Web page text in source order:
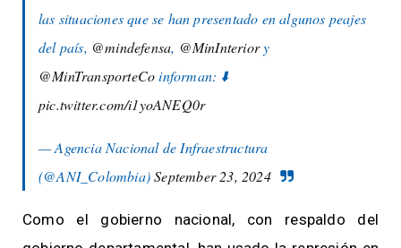
las situaciones que se han presentado en algunos peajes
del país, @mindefensa, @MinInteriory
@MinTransporteCoinforman: ⬇️
pic.twitter.com/i1yoANEQ0r
— Agencia Nacional de Infraestructura
(@ANI_Colombia)September 23, 2024
Como el gobierno nacional, con respaldo del